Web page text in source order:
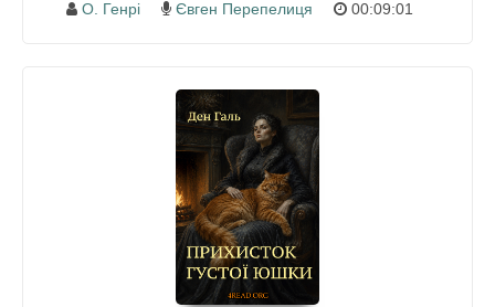
О. Генрі Євген Перепелиця 00:09:01